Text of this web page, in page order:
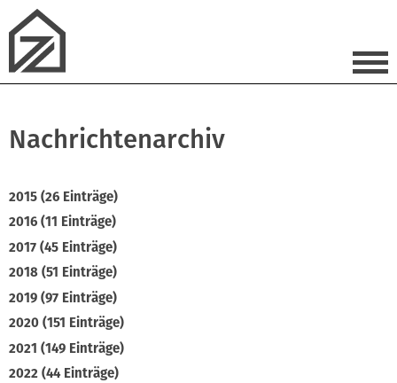
Nachrichtenarchiv
2015 (26 Einträge)
2016 (11 Einträge)
2017 (45 Einträge)
2018 (51 Einträge)
2019 (97 Einträge)
2020 (151 Einträge)
2021 (149 Einträge)
2022 (44 Einträge)